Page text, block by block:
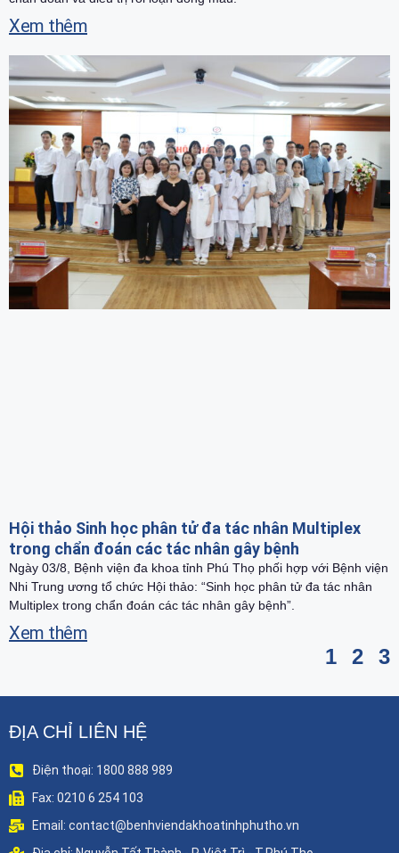
Xem thêm
Hội thảo Sinh học phân tử đa tác nhân Multiplex
trong chẩn đoán các tác nhân gây bệnh
Ngày 03/8, Bệnh viện đa khoa tỉnh Phú Thọ phối hợp với Bệnh viện
Nhi Trung ương tổ chức Hội thảo: “Sinh học phân tử đa tác nhân
Multiplex trong chẩn đoán các tác nhân gây bệnh”.
Xem thêm
1 2 3
ĐỊA CHỈ LIÊN HỆ
Điện thoại: 1800 888 989
Fax: 0210 6 254 103
Email: contact@benhviendakhoatinhphutho.vn